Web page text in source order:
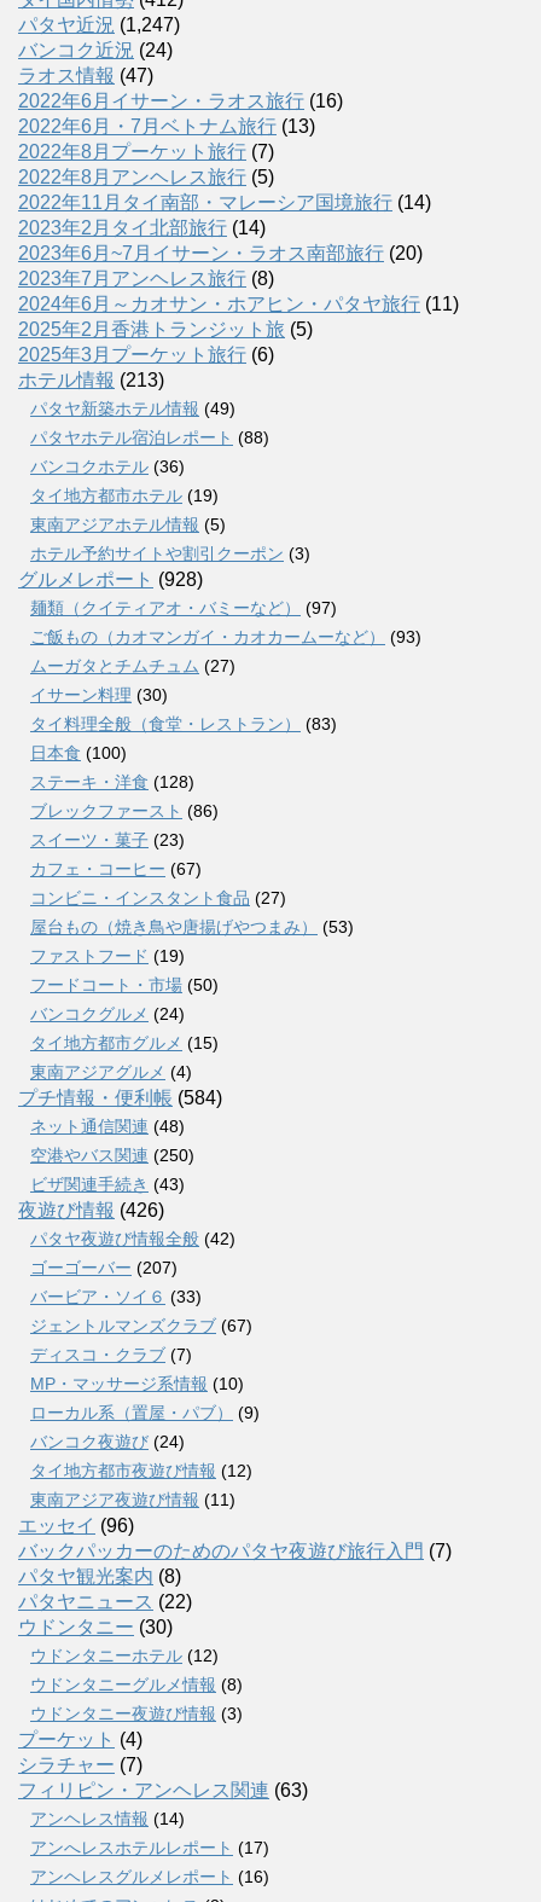
パタヤ近況 (1,247)
バンコク近況 (24)
ラオス情報 (47)
2022年6月イサーン・ラオス旅行 (16)
2022年6月・7月ベトナム旅行 (13)
2022年8月プーケット旅行 (7)
2022年8月アンヘレス旅行 (5)
2022年11月タイ南部・マレーシア国境旅行 (14)
2023年2月タイ北部旅行 (14)
2023年6月~7月イサーン・ラオス南部旅行 (20)
2023年7月アンヘレス旅行 (8)
2024年6月～カオサン・ホアヒン・パタヤ旅行 (11)
2025年2月香港トランジット旅 (5)
2025年3月プーケット旅行 (6)
ホテル情報 (213)
パタヤ新築ホテル情報 (49)
パタヤホテル宿泊レポート (88)
バンコクホテル (36)
タイ地方都市ホテル (19)
東南アジアホテル情報 (5)
ホテル予約サイトや割引クーポン (3)
グルメレポート (928)
麺類（クイティアオ・バミーなど）
(97)
ご飯もの（カオマンガイ・カオカームーなど）
(93)
ムーガタとチムチュム (27)
イサーン料理 (30)
タイ料理全般（食堂・レストラン）
(83)
日本食 (100)
ステーキ・洋食 (128)
ブレックファースト (86)
スイーツ・菓子 (23)
カフェ・コーヒー (67)
コンビニ・インスタント食品 (27)
屋台もの（焼き鳥や唐揚げやつまみ）
(53)
ファストフード (19)
フードコート・市場 (50)
バンコクグルメ (24)
タイ地方都市グルメ (15)
東南アジアグルメ (4)
プチ情報・便利帳 (584)
ネット通信関連 (48)
空港やバス関連 (250)
ビザ関連手続き (43)
夜遊び情報 (426)
パタヤ夜遊び情報全般 (42)
ゴーゴーバー (207)
バービア・ソイ６ (33)
ジェントルマンズクラブ (67)
ディスコ・クラブ (7)
MP・マッサージ系情報 (10)
ローカル系（置屋・パブ）
(9)
バンコク夜遊び (24)
タイ地方都市夜遊び情報 (12)
東南アジア夜遊び情報 (11)
エッセイ (96)
バックパッカーのためのパタヤ夜遊び旅行入門 (7)
パタヤ観光案内 (8)
パタヤニュース (22)
ウドンタニー (30)
ウドンタニーホテル (12)
ウドンタニーグルメ情報 (8)
ウドンタニー夜遊び情報 (3)
プーケット (4)
シラチャー (7)
フィリピン・アンヘレス関連 (63)
アンヘレス情報 (14)
アンへレスホテルレポート (17)
アンヘレスグルメレポート (16)